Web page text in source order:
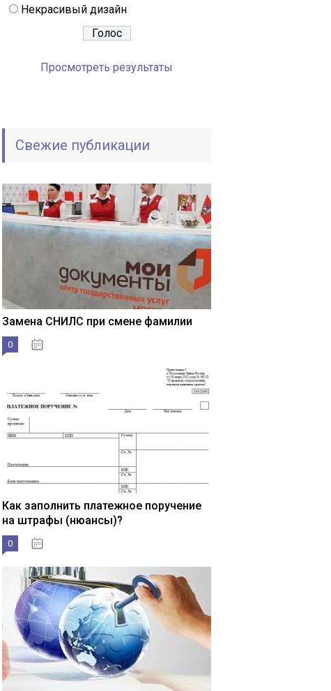
Некрасивый дизайн
Просмотреть результаты
Свежие публикации
Замена СНИЛС при смене фамилии
0
Как заполнить платежное поручение
на штрафы (нюансы)?
0